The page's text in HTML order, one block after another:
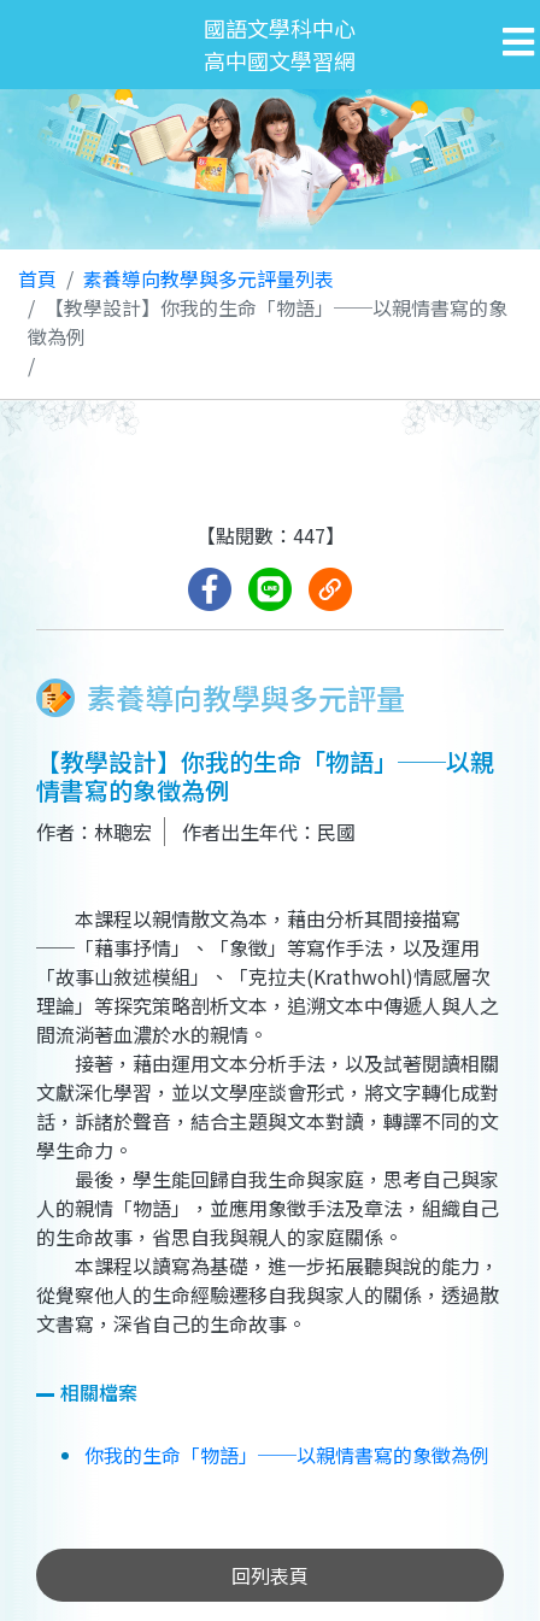
國語文學科中心
高中國文學習網
首頁
素養導向教學與多元評量列表
【教學設計】你我的生命「物語」──以親情書寫的象
徵為例
【點閱數：447】
素養導向教學與多元評量
【教學設計】你我的生命「物語」──以親
情書寫的象徵為例
作者：林聰宏 作者出生年代：民國
本課程以親情散文為本，藉由分析其間接描寫
──「藉事抒情」、「象徵」等寫作手法，以及運用
「故事山敘述模組」、「克拉夫(Krathwohl)情感層次
理論」等探究策略剖析文本，追溯文本中傳遞人與人之
間流淌著血濃於水的親情。
接著，藉由運用文本分析手法，以及試著閱讀相關
文獻深化學習，並以文學座談會形式，將文字轉化成對
話，訴諸於聲音，結合主題與文本對讀，轉譯不同的文
學生命力。
最後，學生能回歸自我生命與家庭，思考自己與家
人的親情「物語」，並應用象徵手法及章法，組織自己
的生命故事，省思自我與親人的家庭關係。
本課程以讀寫為基礎，進一步拓展聽與說的能力，
從覺察他人的生命經驗遷移自我與家人的關係，透過散
文書寫，深省自己的生命故事。
相關檔案
你我的生命「物語」──以親情書寫的象徵為例
回列表頁